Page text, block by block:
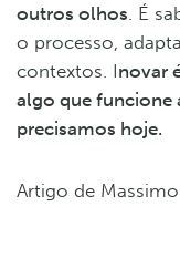
outros olhos . É
o processo,
contextos. Inovar
algo que funcione
precisamos hoje.
Artigo de